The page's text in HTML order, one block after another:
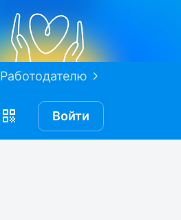
Работодателю
Войти